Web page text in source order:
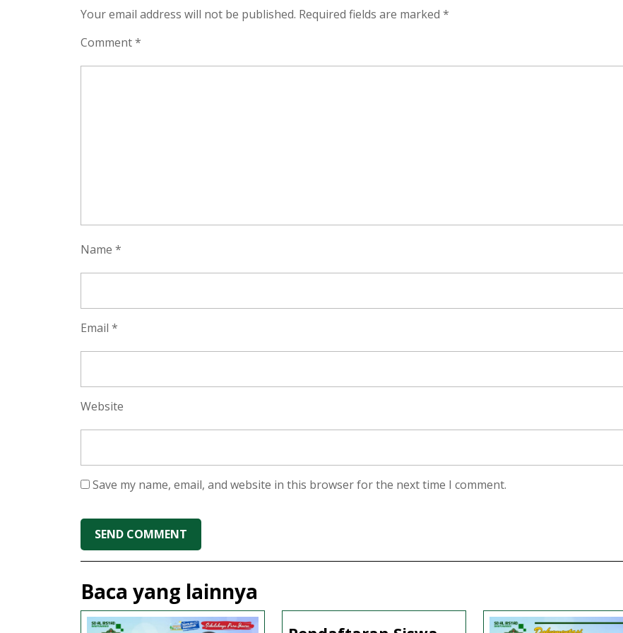
Your email address will not be published. Required fields are marked *
Comment*
Name *
Email *
Website
Save my name, email, and website in this browser for the next time I comment.
Baca yang lainnya